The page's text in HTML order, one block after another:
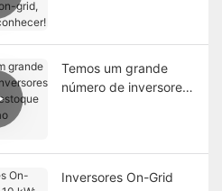
Temos um grande
número de inversores
Inversores On-Grid